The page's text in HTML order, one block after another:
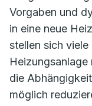
Vorgaben und
in eine neue
stellen sich viele
Heizungsanlage
die
möglich